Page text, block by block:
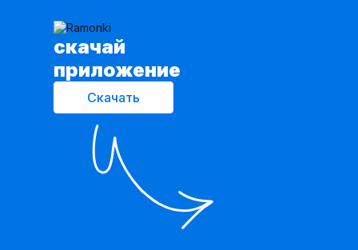
cкачай
приложение
Скачать